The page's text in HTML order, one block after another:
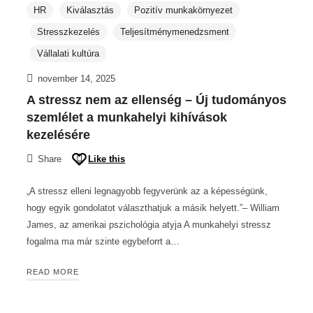
HR Kiválasztás Pozitív munkakörnyezet
Stresszkezelés Teljesítménymenedzsment
Vállalati kultúra
november 14, 2025
A stressz nem az ellenség – Új tudományos
szemlélet a munkahelyi kihívások
kezelésére
Share Like this
„A stressz elleni legnagyobb fegyverünk az a képességünk,
hogy egyik gondolatot választhatjuk a másik helyett.”– William
James, az amerikai pszichológia atyja A munkahelyi stressz
fogalma ma már szinte egybeforrt a…
READ MORE